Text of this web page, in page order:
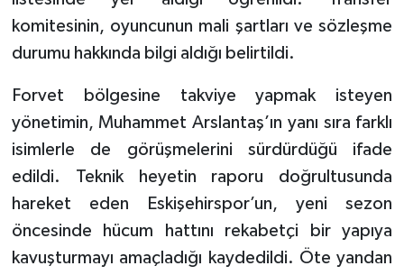
komitesinin, oyuncunun mali şartları ve sözleşme
durumu hakkında bilgi aldığı belirtildi.
Forvet bölgesine takviye yapmak isteyen
yönetimin, Muhammet Arslantaş’ın yanı sıra farklı
isimlerle de görüşmelerini sürdürdüğü ifade
edildi. Teknik heyetin raporu doğrultusunda
hareket eden Eskişehirspor’un, yeni sezon
öncesinde hücum hattını rekabetçi bir yapıya
kavuşturmayı amaçladığı kaydedildi. Öte yandan